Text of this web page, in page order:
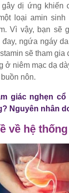
gây dị ứng khiến
loại amin sinh
Vì vậy, bạn sẽ
ngứa ngáy
sẽ tham gia
ở niêm mạc dạ
nôn.
giác nghẹn
Nguyên nhân
về hệ